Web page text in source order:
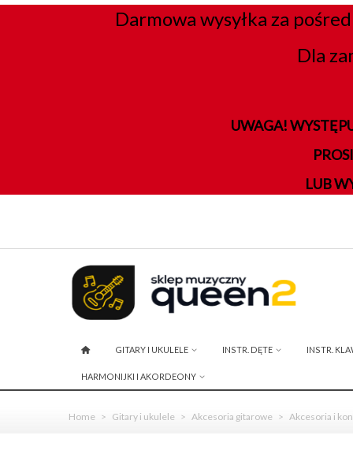
Darmowa wysyłka za
Dla
UWAGA!
LUB
GITARY I UKULELE INSTR. DĘTE INSTR.
HARMONIJKI I AKORDEONY
Home > Gitary i ukulele > Akcesoria gitarowe > Akcesoria i